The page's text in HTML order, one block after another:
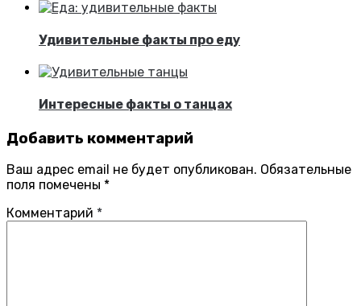
Удивительные факты про еду
Интересные факты о танцах
Добавить комментарий
Ваш адрес email не будет опубликован. Обязательные
поля помечены *
Комментарий *